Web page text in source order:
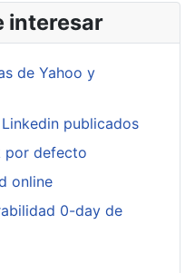
interesar
de Yahoo y
publicados
por defecto
online
0-day de